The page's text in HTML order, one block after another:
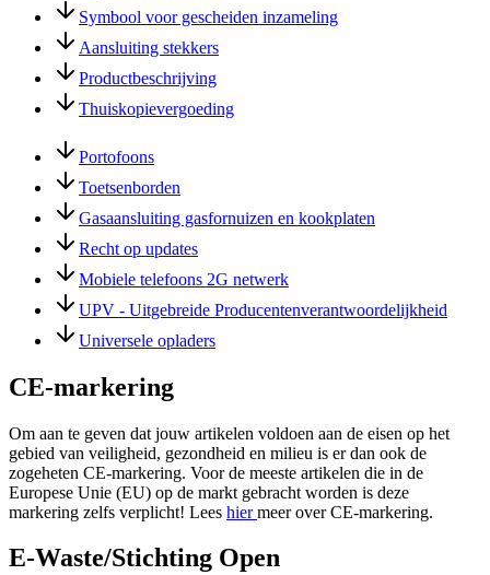
Symbool voor gescheiden inzameling
Aansluiting stekkers
Productbeschrijving
Thuiskopievergoeding
Portofoons
Toetsenborden
Gasaansluiting gasfornuizen en kookplaten
Recht op updates
Mobiele telefoons 2G netwerk
UPV - Uitgebreide Producentenverantwoordelijkheid
Universele opladers
CE-markering
Om aan te geven dat jouw artikelen voldoen aan de eisen op het
gebied van veiligheid, gezondheid en milieu is er dan ook de
zogeheten CE-markering. Voor de meeste artikelen die in de
Europese Unie (EU) op de markt gebracht worden is deze
markering zelfs verplicht! Lees hiermeer over CE-markering.
E-Waste/Stichting Open